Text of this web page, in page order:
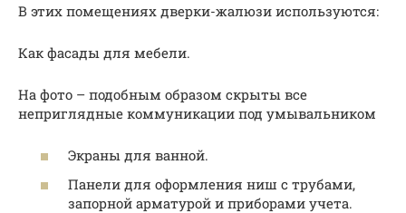
В этих помещениях дверки-жалюзи используются:
Как фасады для мебели.
На фото – подобным образом скрыты все
неприглядные коммуникации под умывальником
Экраны для ванной.
Панели для оформления ниш с трубами,
запорной арматурой и приборами учета.